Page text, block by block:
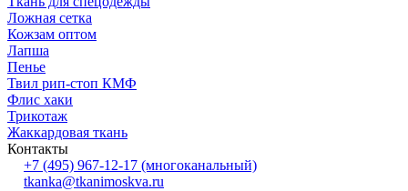
Ложная сетка
Кожзам оптом
Лапша
Пенье
Твил рип-стоп КМФ
Флис хаки
Трикотаж
Жаккардовая ткань
Контакты
+7 (495) 967-12-17 (многоканальный)
tkanka@tkanimoskva.ru